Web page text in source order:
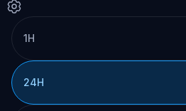
1H
24H